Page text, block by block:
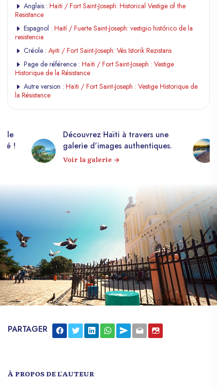
Anglais : Haïti / Fort Saint-Joseph: Historical Vestige of the
Resistance
Espagnol : Haití / Fuerte Saint-Joseph: vestigio histórico de la
resistencia
Créole : Ayiti / Fort Saint-Joseph: Vès Istorik Rezistans
Page de référence : Haïti / Fort Saint-Joseph : Vestige
Historique de la Résistance
Autre version : Haïti / Fort Saint-Joseph : Vestige Historique de
la Résistance
!
Découvrez Haïti à travers une
galerie d’images authentiques.
Voir la galerie
PARTAGER
À PROPOS DE L'AUTEUR